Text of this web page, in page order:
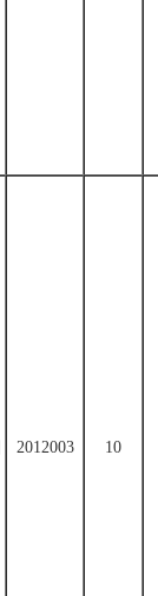
2012003 10